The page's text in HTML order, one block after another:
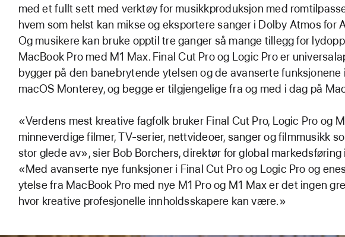
med et fullt sett med verktøy for musikkproduksjon med
hvem som helst kan mikse og eksportere sanger i Dolby Atmos for
Og musikere kan bruke opptil tre ganger så mange tillegg for
MacBook Pro med M1 Max. Final Cut Pro og Logic Pro er
bygger på den banebrytende ytelsen og de avanserte funksjonene
macOS Monterey, og begge er tilgjengelige fra og med i dag på
«Verdens mest kreative fagfolk bruker Final Cut Pro, Logic Pro og
minneverdige filmer, TV-serier, nettvideoer, sanger og filmmusikk
stor glede av», sier Bob Borchers, direktør for global markedsføring
«Med avanserte nye funksjoner i Final Cut Pro og Logic Pro og
ytelse fra MacBook Pro med nye M1 Pro og M1 Max er det ingen
hvor kreative profesjonelle innholdsskapere kan være.»